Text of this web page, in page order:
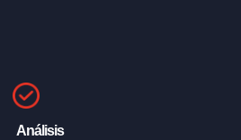
Análisis